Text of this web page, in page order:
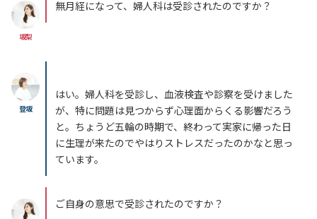
坂梨
無月経になって、婦人科は受診されたのですか？
登坂
はい。婦人科を受診し、血液検査や診察を受けました
が、特に問題は見つからず心理面からくる影響だろう
と。ちょうど五輪の時期で、終わって実家に帰った日
に生理が来たのでやはりストレスだったのかなと思っ
ています。
ご自身の意思で受診されたのですか？